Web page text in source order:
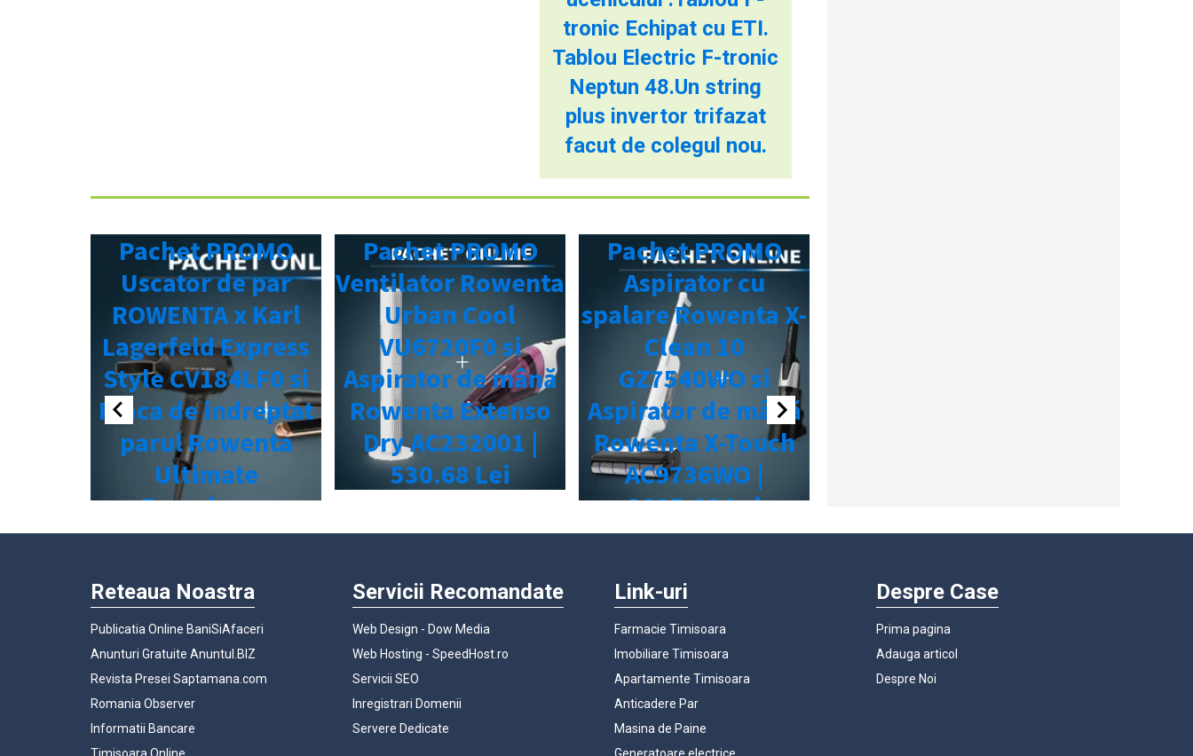
tronic Echipat cu ETI.
Tablou Electric F-tronic
Neptun 48.Un string
plus invertor trifazat
facut de colegul nou.
Reteaua Noastra
Publicatia Online BaniSiAfaceri
Anunturi Gratuite Anuntul.BIZ
Revista Presei Saptamana.com
Romania Observer
Informatii Bancare
Timisoara Online
Servicii Recomandate
Web Design - Dow Media
Web Hosting - SpeedHost.ro
Servicii SEO
Inregistrari Domenii
Servere Dedicate
Link-uri
Farmacie Timisoara
Imobiliare Timisoara
Apartamente Timisoara
Anticadere Par
Masina de Paine
Generatoare electrice
Despre Case
Prima pagina
Adauga articol
Despre Noi